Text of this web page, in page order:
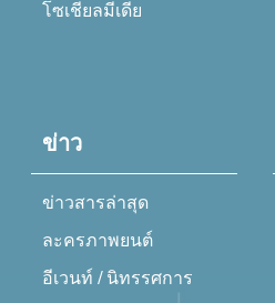
โซเชียลมีเดีย
ข่าว
ข่าวสารล่าสุด
ละครภาพยนต์
อีเวนท์ / นิทรรศการ